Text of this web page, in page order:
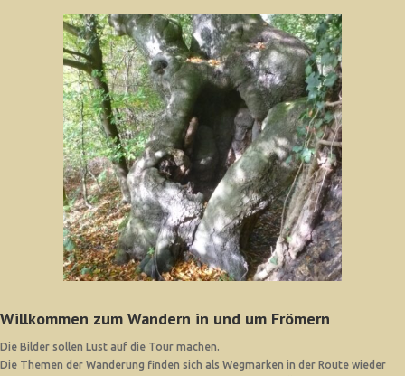
Willkommen zum Wandern in und um Frömern
Die Bilder sollen Lust auf die Tour machen.
Die Themen der Wanderung finden sich als Wegmarken in der Route wieder